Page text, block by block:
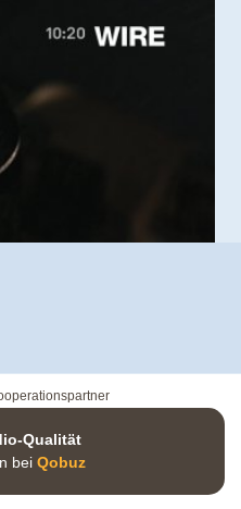
Qualität
bei Qobuz